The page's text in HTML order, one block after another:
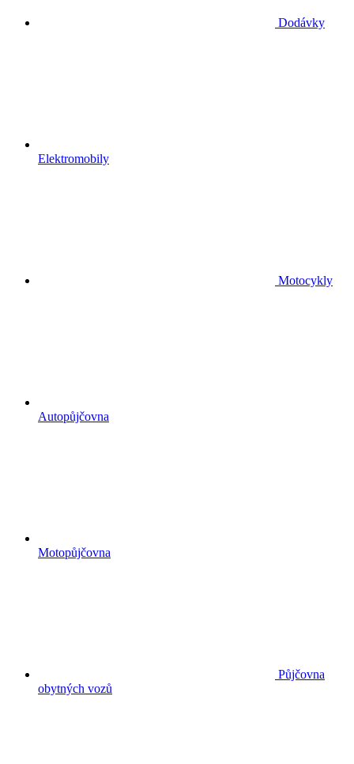
Dodávky
Elektromobily
Motocykly
Autopůjčovna
Motopůjčovna
Půjčovna
obytných vozů